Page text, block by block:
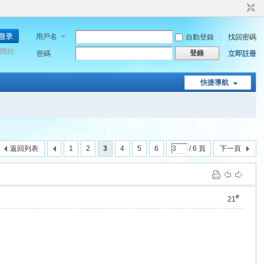
用戶名 自動登錄
找回密碼
密碼
登錄 立即註冊
始
快捷導航
1 2 3 4 5 6 / 6 頁 下一頁
返回列表
21#